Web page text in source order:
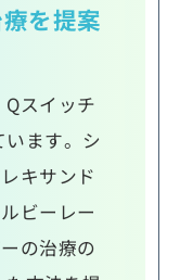
を提案
スイッチ
ます。シ
キサンド
ビーレー
の治療の